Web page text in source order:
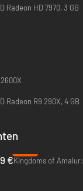
Radeon HD 7970, 3 GB
Radeon R9 290X, 4 GB
€